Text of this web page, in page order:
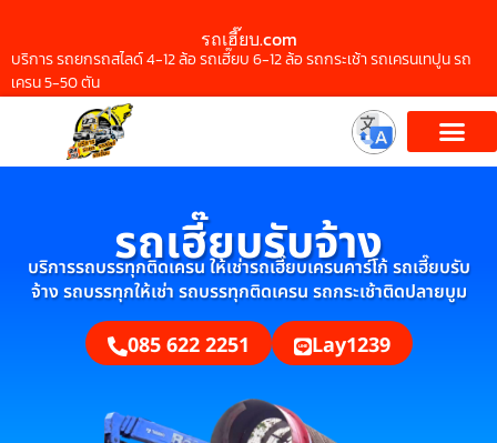
รถเฮี๊ยบ.com
บริการ รถยกรถสไลด์ 4-12 ล้อ รถเฮี๊ยบ 6-12 ล้อ รถกระเช้า รถเครนเทปูน รถ
เครน 5-50 ตัน
รถเฮี๊ยบรับจ้าง
บริการรถบรรทุกติดเครน ให้เช่ารถเฮี๊ยบเครนคาร์โก้ รถเฮี๊ยบรับ
จ้าง รถบรรทุกให้เช่า รถบรรทุกติดเครน รถกระเช้าติดปลายบูม
085 622 2251 Lay1239